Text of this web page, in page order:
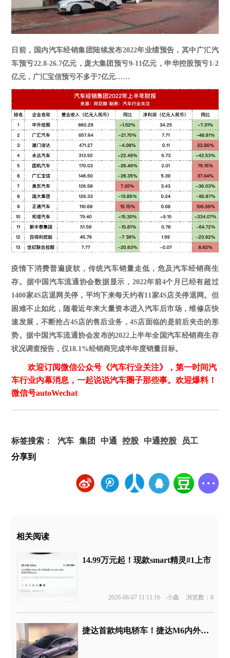
日前，国内汽车经销集团陆续发布2022年业绩预告，其中广汇汽
车预亏22.8-26.7亿元，庞大集团预亏9-11亿元，申华控股预亏1-2
亿元，广汇宝信预亏不多于7亿元……
疫情下消费普遍疲软，传统汽车销量走低，危及汽车经销商生
存。据中国汽车流通协会数据显示， 2022年前4个月已经有超过
1400家4S店退网关停，平均下来每天约有11家4S店关停退网。但
困难不止如此，随着近年来大量资本进入汽车后市场，维修店快
速发展，不断抢占4S店的售后业务，4S店面临的是前后夹击的形
势。据中国汽车流通协会发布的2022上半年全国汽车经销商生存
状况调查报告，仅18.1%经销商完成半年度销量目标。
欢迎订阅微信公众号《汽车行业关注》，第一时间汽
车行业内幕消息，一起说说汽车圈子那些事。欢迎爆料！
微信号autoWechat
标签搜索： 汽车 集团 中通 控股 中通控股
员工
分享到
相关阅读
14.99万元起！现款smart精灵#1上市
2026-08-07 11:11:16 小鑫 浏览数：8
捷达首款纯电轿车！捷达M6内外官图发布